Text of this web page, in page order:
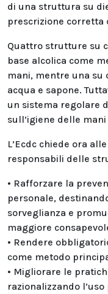
di una struttura su
prescrizione corretta
Quattro strutture su
base alcolica come
mani, mentre una
acqua e sapone.
un sistema regolare
sull’igiene delle
L’Ecdc chiede ora
responsabili delle
• Rafforzare la
personale,
sorveglianza e
maggiore
• Rendere
come metodo
• Migliorare le
razionalizzando